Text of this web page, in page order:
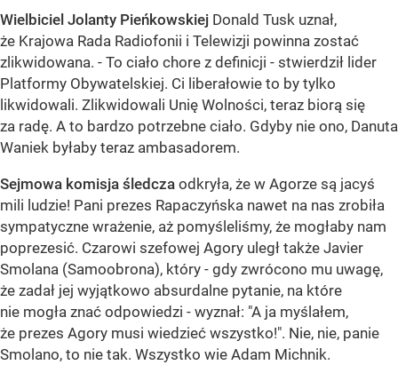
Wielbiciel Jolanty Pieńkowskiej Donald Tusk uznał,
że Krajowa Rada Radiofonii i Telewizji powinna zostać
zlikwidowana. - To ciało chore z definicji - stwierdził lider
Platformy Obywatelskiej. Ci liberałowie to by tylko
likwidowali. Zlikwidowali Unię Wolności, teraz biorą się
za radę. A to bardzo potrzebne ciało. Gdyby nie ono, Danuta
Waniek byłaby teraz ambasadorem.
Sejmowa komisja śledcza odkryła, że w Agorze są jacyś
mili ludzie! Pani prezes Rapaczyńska nawet na nas zrobiła
sympatyczne wrażenie, aż pomyśleliśmy, że mogłaby nam
poprezesić. Czarowi szefowej Agory uległ także Javier
Smolana (Samoobrona), który - gdy zwrócono mu uwagę,
że zadał jej wyjątkowo absurdalne pytanie, na które
nie mogła znać odpowiedzi - wyznał: "A ja myślałem,
że prezes Agory musi wiedzieć wszystko!". Nie, nie, panie
Smolano, to nie tak. Wszystko wie Adam Michnik.